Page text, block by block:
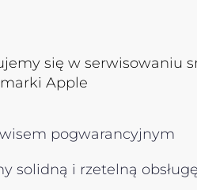
się w serwisowaniu
Apple
pogwarancyjnym​
solidną i rzetelną obsługę​